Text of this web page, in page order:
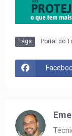
Tags Portal do